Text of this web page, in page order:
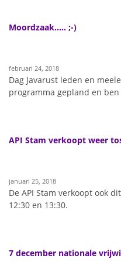
Moordzaak….. ;-)
februari 24, 2018
Dag Javarust leden en
programma gepland en ben
API Stam verkoopt weer
januari 25, 2018
De API Stam verkoopt ook
12:30 en 13:30.
7 december nationale